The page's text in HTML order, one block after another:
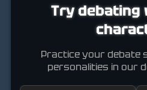
Try debating
Practice your debate
personalities in our